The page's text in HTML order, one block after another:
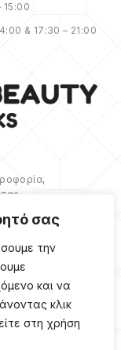
σας
την
και να
κλικ
στη χρήση
15:00
& 17:30 – 21:00